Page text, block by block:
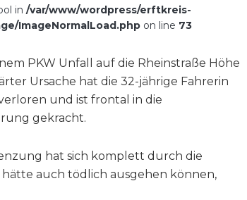
in /var/www/wordpress/erftkreis-
ImageNormalLoad.php on line 73
PKW Unfall auf die Rheinstraße Höhe
Ursache hat die 32-jährige Fahrerin
und ist frontal in die
gekracht.
hat sich komplett durch die
auch tödlich ausgehen können,